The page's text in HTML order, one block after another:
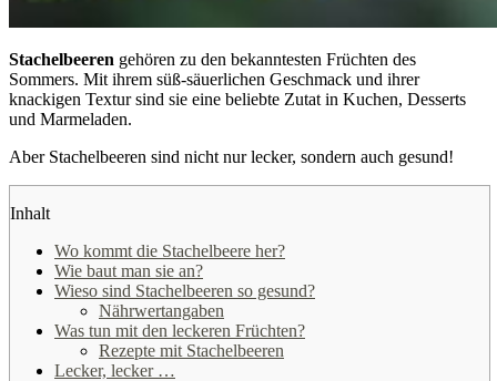
Stachelbeeren gehören zu den bekanntesten Früchten des
Sommers. Mit ihrem süß-säuerlichen Geschmack und ihrer
knackigen Textur sind sie eine beliebte Zutat in Kuchen, Desserts
und Marmeladen.
Aber Stachelbeeren sind nicht nur lecker, sondern auch gesund!
Inhalt
Wo kommt die Stachelbeere her?
Wie baut man sie an?
Wieso sind Stachelbeeren so gesund?
Nährwertangaben
Was tun mit den leckeren Früchten?
Rezepte mit Stachelbeeren
Lecker, lecker …